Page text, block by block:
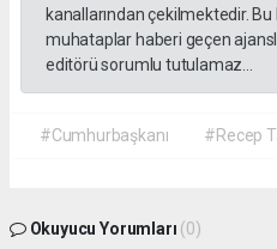
kanallarından çekilmektedir.
muhataplar haberi geçen
editörü sorumlu tutulamaz...
#Cumhurbaşkanı #Recep
Okuyucu Yorumları (0)